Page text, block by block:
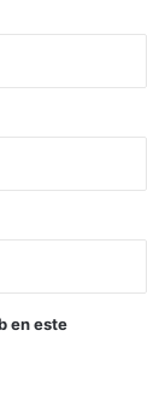
en este